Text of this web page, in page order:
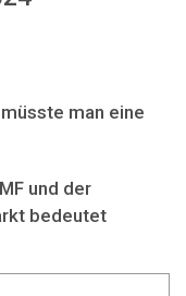
man eine
und der
bedeutet